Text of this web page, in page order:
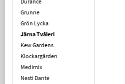
Grunne
Grön Lycka
Järna Tvåleri
Kew Gardens
Klockargården
Medimix
Nesti Dante